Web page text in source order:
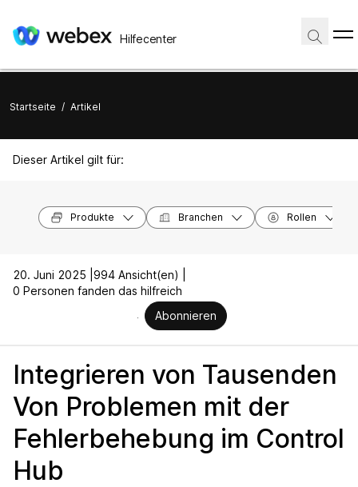
Hilfecenter
Startseite / Artikel
Dieser Artikel gilt für:
Produkte Branchen Rollen
20. Juni 2025 | 994 Ansicht(en) |
0 Personen fanden das hilfreich
Abonnieren
Integrieren von Tausenden
Von Problemen mit der
Fehlerbehebung im Control
Hub